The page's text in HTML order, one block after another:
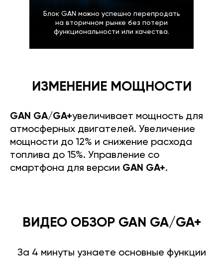
Блок GAN можно успешно перепродать
на вторичном рынке без потери
функциональности или качества.
ИЗМЕНЕНИЕ МОЩНОСТИ
GAN GA/GA+увеличивает мощность для
атмосферных двигателей. Увеличение
мощности до 12% и снижение расхода
топлива до 15%. Управление со
смартфона для версии GAN GA+.
ВИДЕО ОБЗОР GAN GA/GA+
За 4 минуты узнаете основные функции